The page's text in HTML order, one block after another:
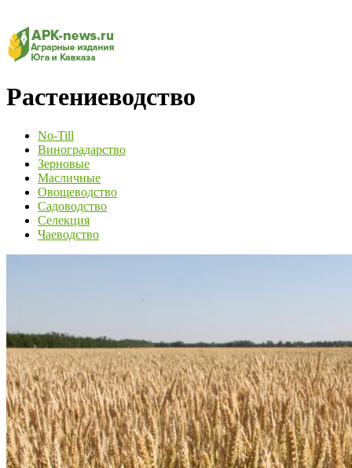
Растениеводство
No-Till
Виноградарство
Зерновые
Масличные
Овощеводство
Садоводство
Селекция
Чаеводство